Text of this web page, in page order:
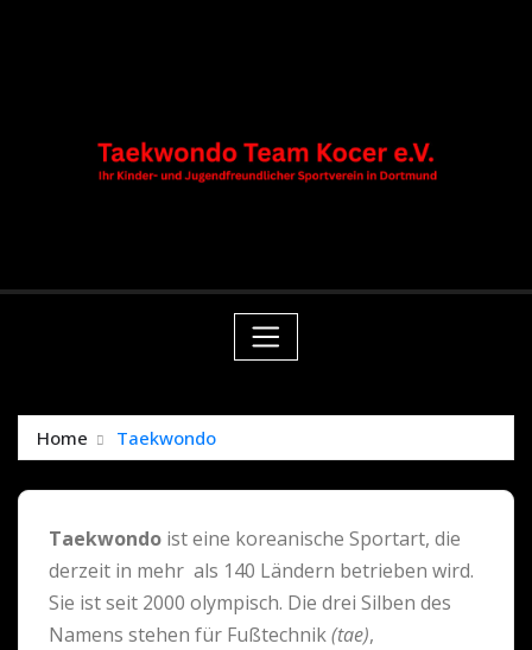
Home Taekwondo
Taekwondo ist eine koreanische Sportart, die
derzeit in mehr als 140 Ländern betrieben wird.
Sie ist seit 2000 olympisch. Die drei Silben des
Namens stehen für Fußtechnik(tae),